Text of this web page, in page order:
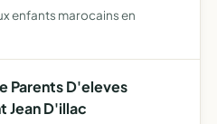
enfants marocains en
Parents D'eleves
Jean D'illac